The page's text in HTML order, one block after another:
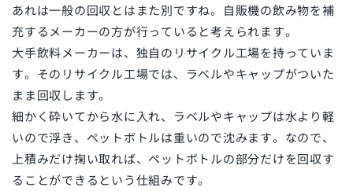
あれは一般の回収とはまた別ですね。自販機の飲み物を補
充するメーカーの方が行っていると考えられます。
大手飲料メーカーは、独自のリサイクル工場を持っていま
す。そのリサイクル工場では、ラベルやキャップがついた
まま回収します。
細かく砕いてから水に入れ、ラベルやキャップは水より軽
いので浮き、ペットボトルは重いので沈みます。なので、
上積みだけ掬い取れば、ペットボトルの部分だけを回収す
ることができるという仕組みです。